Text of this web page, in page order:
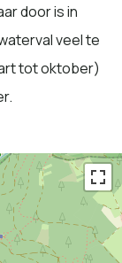
door is in
veel te
tot oktober)